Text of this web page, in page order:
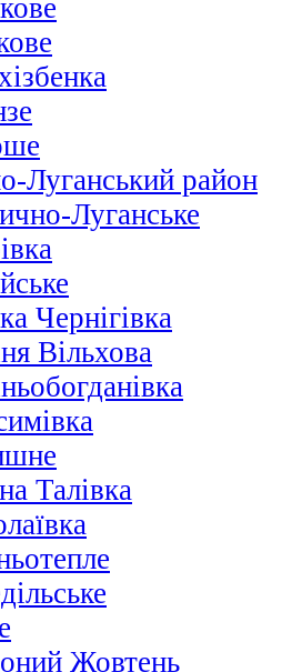
Луганський район
Луганське
Чернігівка
Вільхова
Талівка
Жовтень